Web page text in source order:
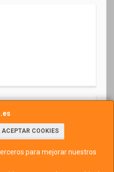
ACEPTAR COOKIES
para mejorar nuestros